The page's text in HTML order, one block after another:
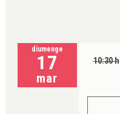
diumenge
17
mar
10:30 h